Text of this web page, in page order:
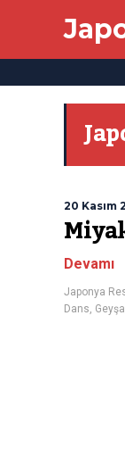
20 Kasım
Devamı
Japonya
Dans, Geyşa